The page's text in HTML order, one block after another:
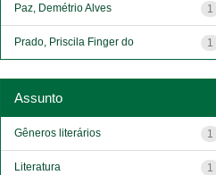
1
Paz, Demétrio Alves
1
Prado, Priscila Finger do
Assunto
1
Gêneros literários
1
Literatura